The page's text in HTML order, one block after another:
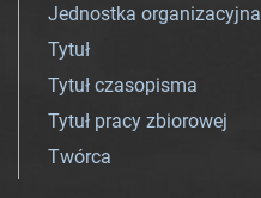
Jednostka organizacyjna
Tytuł
Tytuł czasopisma
Tytuł pracy zbiorowej
Twórca